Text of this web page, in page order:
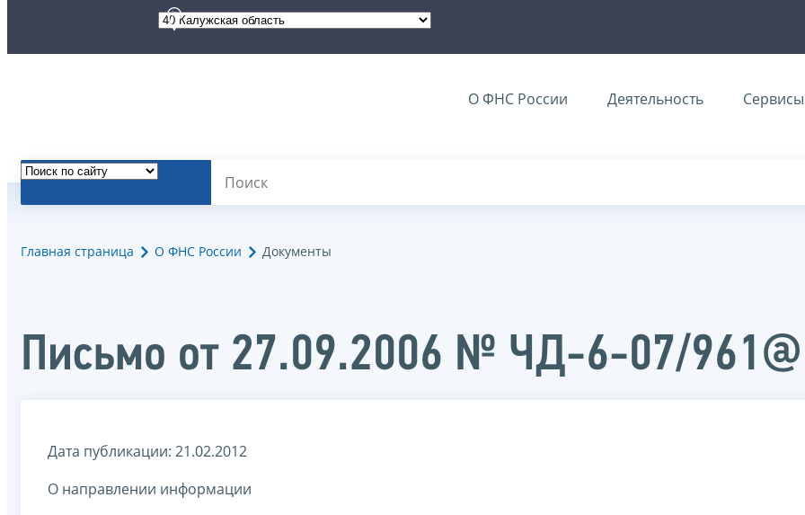
О ФНС России Деятельность Сервисы
Главная страница О ФНС России Документы
Письмо от 27.09.2006 № ЧД-6-07/961@
Дата публикации: 21.02.2012
О направлении информации